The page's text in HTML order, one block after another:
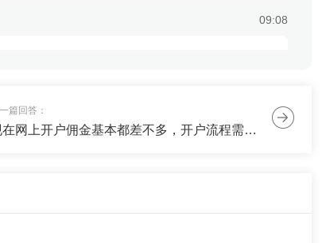
09:08
来搏收益）具体的配置单我私信发你。
篇回答：
现在网上开户佣金基本都差不多，开户流程需要用到身份证、银行卡，下载交易软件就可以办理了，简单方便。